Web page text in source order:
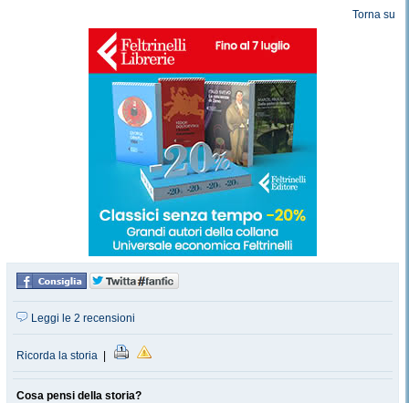
Torna su
Leggi le 2 recensioni
Ricorda la storia
Cosa pensi della storia?